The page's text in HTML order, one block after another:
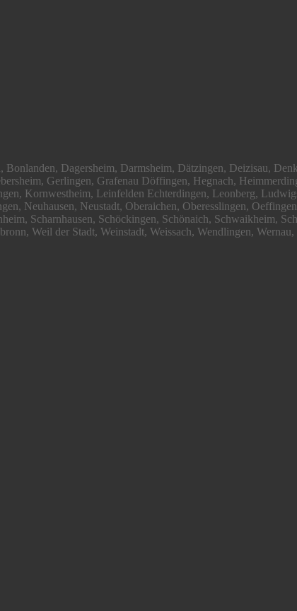
Dagersheim, Darmsheim, Dätzingen, Deizisau,
Gerlingen, Grafenau Döffingen, Hegnach,
Kornwestheim, Leinfelden Echterdingen, Leonberg,
Neuhausen, Neustadt, Oberaichen, Oberesslingen,
Scharnhausen, Schöckingen, Schönaich, Schwaikheim,
Weil der Stadt, Weinstadt, Weissach, Wendlingen,